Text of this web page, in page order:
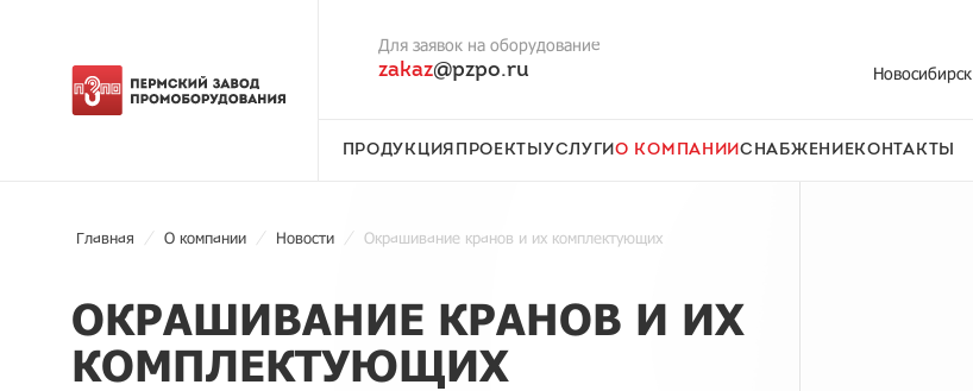
Для заявок на оборудование
zakaz@pzpo.ru Новосибирск
ПРОДУКЦИЯ ПРОЕКТЫ УСЛУГИО КОМПАНИИСНАБЖЕНИЕКОНТАКТЫ
Главная О компании Новости Окрашивание кранов и их комплектующих
ОКРАШИВАНИЕ КРАНОВ И ИХ
КОМПЛЕКТУЮЩИХ